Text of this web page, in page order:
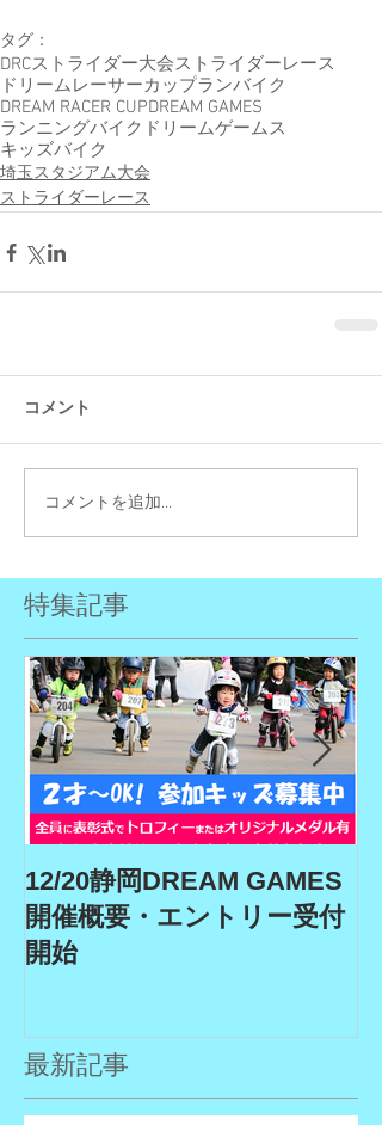
タグ：
DRCストライダー大会ストライダーレース
ドリームレーサーカップランバイク
DREAM RACER CUPDREAM GAMES
ランニングバイク ドリームゲームス
キッズバイク
埼玉スタジアム大会
ストライダーレース
コメント
コメントを追加…
特集記事
12/20静岡DREAM GAMES
開催概要・エントリー受付
開始
最新記事